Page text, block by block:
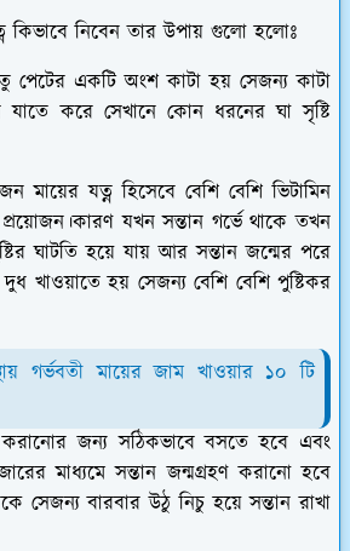
কিভাবে নিবেন তার উপায় গুলো হলোঃ
পেটের একটি অংশ কাটা হয় সেজন্য কাটা
করে সেখানে কোন ধরনের ঘা সৃষ্টি
মায়ের যত্ন হিসেবে বেশি বেশি ভিটামিন
প্রয়োজন।কারণ যখন সন্তান গর্ভে থাকে তখন
ঘাটতি হয়ে যায় আর সন্তান জন্মের পরে
খাওয়াতে হয় সেজন্য বেশি বেশি পুষ্টিকর
গর্ভবতী মায়ের জাম খাওয়ার ১০ টি
জন্য সঠিকভাবে বসতে হবে এবং
মাধ্যমে সন্তান জন্মগ্রহণ করানো হবে
সেজন্য বারবার উঠু নিচু হয়ে সন্তান রাখা